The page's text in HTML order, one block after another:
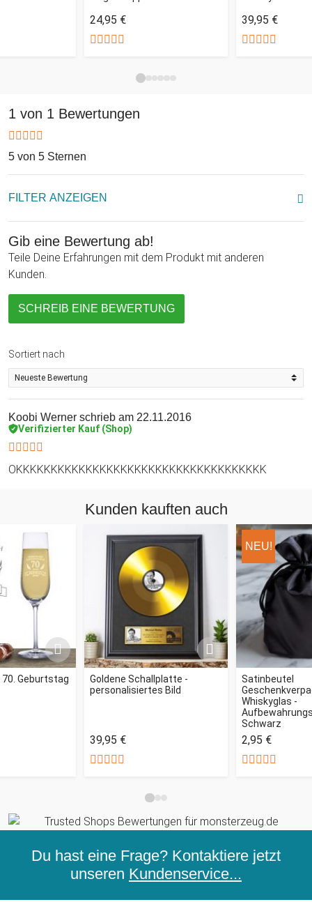
24,95 € 39,95 €
1 von 1 Bewertungen
5 von 5 Sternen
FILTER ANZEIGEN
Gib eine Bewertung ab!
Teile Deine Erfahrungen mit dem Produkt mit anderen
Kunden.
SCHREIB EINE BEWERTUNG
Sortiert nach
Koobi Werner schrieb am 22.11.2016
Verifizierter Kauf (Shop)
OKKKKKKKKKKKKKKKKKKKKKKKKKKKKKKKKKKKK
Kunden kauften auch
Geburtstag
Goldene Schallplatte -
personalisiertes Bild
39,95 €
NEU!
Satinbeutel
Whiskyglas -
Schwarz
2,95 €
Du hast eine Frage? Kontaktiere jetzt
unseren Kundenservice...